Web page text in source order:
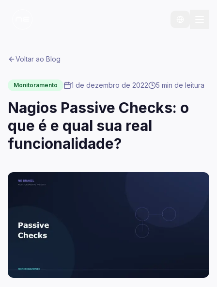
Voltar ao Blog
Monitoramento 1 de dezembro de 2022 5 min de leitura
Nagios Passive Checks: o
que é e qual sua real
funcionalidade?